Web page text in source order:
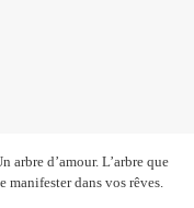
arbre d’amour. L’arbre que
manifester dans vos rêves.